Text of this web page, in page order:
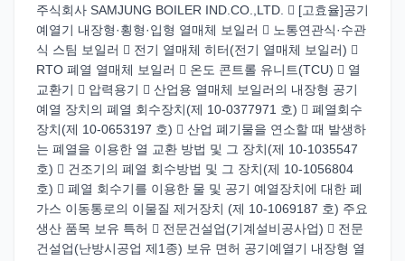
주식회사 SAMJUNG BOILER IND.CO.,LTD.  [고효율]공기
예열기 내장형·횡형·입형 열매체 보일러  노통연관식·수관
식 스팀 보일러  전기 열매체 히터(전기 열매체 보일러) 
RTO 폐열 열매체 보일러  온도 콘트롤 유니트(TCU)  열
교환기  압력용기  산업용 열매체 보일러의 내장형 공기
예열 장치의 폐열 회수장치(제 10-0377971 호)  폐열회수
장치(제 10-0653197 호)  산업 폐기물을 연소할 때 발생하
는 폐열을 이용한 열 교환 방법 및 그 장치(제 10-1035547
호)  건조기의 폐열 회수방법 및 그 장치(제 10-1056804
호)  폐열 회수기를 이용한 물 및 공기 예열장치에 대한 폐
가스 이동통로의 이물질 제거장치 (제 10-1069187 호) 주요
생산 품목 보유 특허  전문건설업(기계설비공사업)  전문
건설업(난방시공업 제1종) 보유 면허 공기예열기 내장형 열